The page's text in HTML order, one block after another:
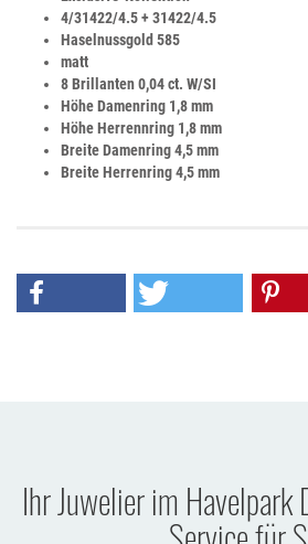
4/31422/4.5 + 31422/4.5
Haselnussgold 585
matt
8 Brillanten 0,04 ct. W/SI
Höhe Damenring 1,8 mm
Höhe Herrennring 1,8 mm
Breite Damenring 4,5 mm
Breite Herrenring 4,5 mm
Ihr Juwelier im